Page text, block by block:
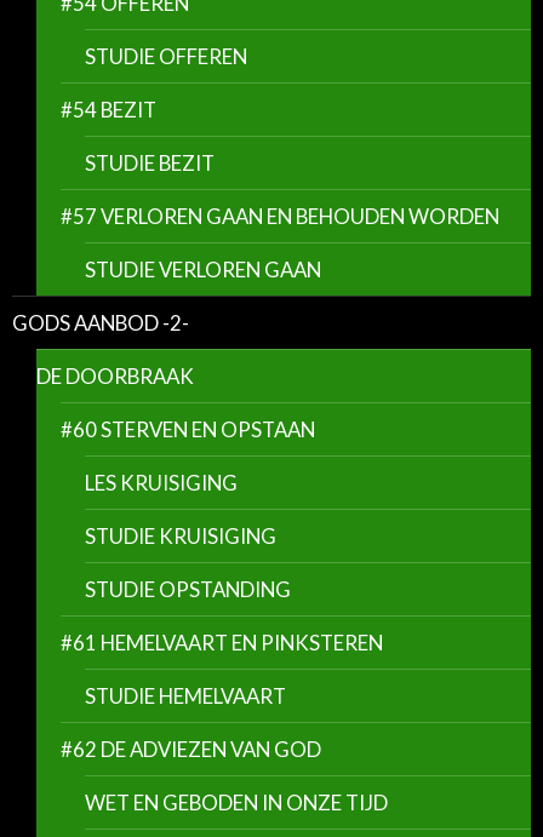
STUDIE OFFEREN
#54 BEZIT
STUDIE BEZIT
#57 VERLOREN GAAN EN BEHOUDEN WORDEN
STUDIE VERLOREN GAAN
GODS AANBOD -2-
DE DOORBRAAK
#60 STERVEN EN OPSTAAN
LES KRUISIGING
STUDIE KRUISIGING
STUDIE OPSTANDING
#61 HEMELVAART EN PINKSTEREN
STUDIE HEMELVAART
#62 DE ADVIEZEN VAN GOD
WET EN GEBODEN IN ONZE TIJD